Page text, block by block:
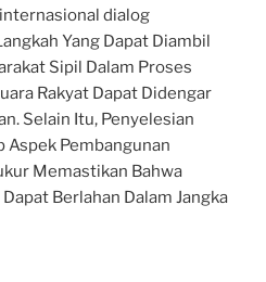
dialog
Yang Dapat Diambil
Sipil Dalam Proses
Rakyat Dapat Didengar
Selain Itu, Penyelesian
Aspek Pembangunan
Memastikan Bahwa
Berlahan Dalam Jangka